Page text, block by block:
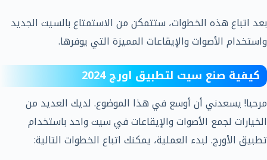
بعد اتباع هذه الخطوات، ستتمكن من الاستمتاع بالسيت الجديد
واستخدام الأصوات والإيقاعات المميزة التي يوفرها.
كيفية صنع سيت لتطبيق اورج 2024
مرحبا! يسعدني أن أوسع في هذا الموضوع. لديك العديد من
الخيارات لجمع الأصوات والإيقاعات في سيت واحد باستخدام
تطبيق الأورج. لبدء العملية، يمكنك اتباع الخطوات التالية: